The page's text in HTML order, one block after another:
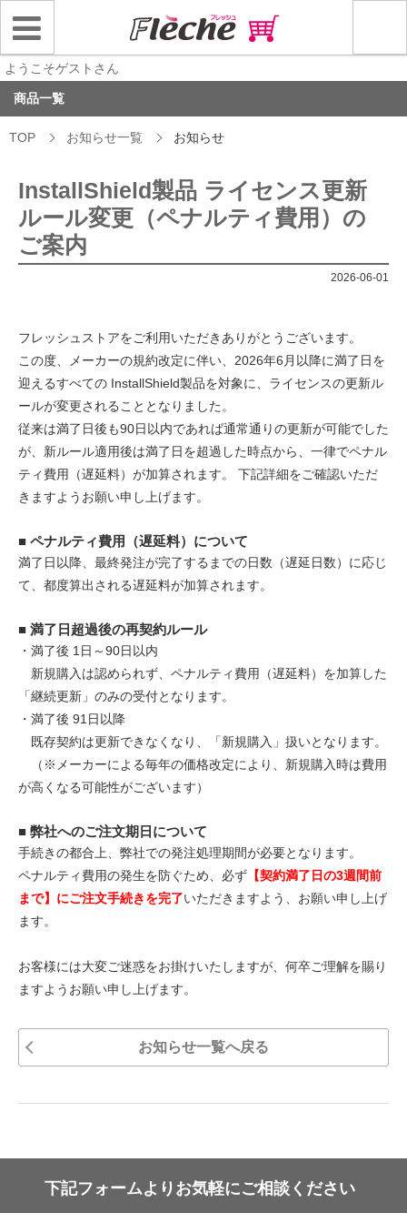
ようこそゲストさん
商品一覧
TOP お知らせ一覧 お知らせ
InstallShield製品 ライセンス更新
ルール変更（ペナルティ費用）の
ご案内
2026-06-01
フレッシュストアをご利用いただきありがとうございます。
この度、メーカーの規約改定に伴い、2026年6月以降に満了日を
迎えるすべての InstallShield製品を対象に、ライセンスの更新ル
ールが変更されることとなりました。
従来は満了日後も90日以内であれば通常通りの更新が可能でした
が、新ルール適用後は満了日を超過した時点から、一律でペナル
ティ費用（遅延料）が加算されます。 下記詳細をご確認いただ
きますようお願い申し上げます。
■ ペナルティ費用（遅延料）について
満了日以降、最終発注が完了するまでの日数（遅延日数）に応じ
て、都度算出される遅延料が加算されます。
■ 満了日超過後の再契約ルール
・満了後 1日～90日以内
新規購入は認められず、ペナルティ費用（遅延料）を加算した
「継続更新」のみの受付となります。
・満了後 91日以降
既存契約は更新できなくなり、「新規購入」扱いとなります。
（※メーカーによる毎年の価格改定により、新規購入時は費用
が高くなる可能性がございます）
■ 弊社へのご注文期日について
手続きの都合上、弊社での発注処理期間が必要となります。
ペナルティ費用の発生を防ぐため、必ず 【契約満了日の3週間前
まで】にご注文手続きを完了いただきますよう、お願い申し上げ
ます。
お客様には大変ご迷惑をお掛けいたしますが、何卒ご理解を賜り
ますようお願い申し上げます。
お知らせ一覧へ戻る
下記フォームよりお気軽にご相談ください